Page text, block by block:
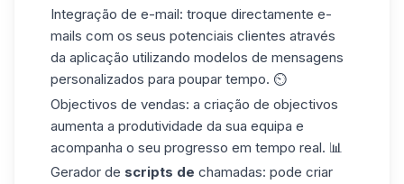
Integração de e-mail: troque directamente e-
mails com os seus potenciais clientes através
da aplicação utilizando modelos de mensagens
personalizados para poupar tempo. ⏲️
Objectivos de vendas: a criação de objectivos
aumenta a produtividade da sua equipa e
acompanha o seu progresso em tempo real. 📊
Gerador de scripts de chamadas: pode criar